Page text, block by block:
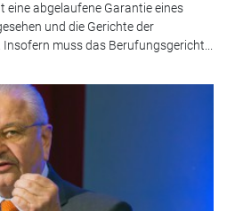
eine abgelaufene Garantie eines
und die Gerichte der
muss das Berufungsgericht...